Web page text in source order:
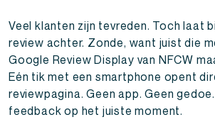
Veel klanten zijn tevreden. Toch laat
review achter. Zonde, want juist die
Google Review Display van NFCW
Eén tik met een smartphone opent
reviewpagina. Geen app. Geen
feedback op het juiste moment.